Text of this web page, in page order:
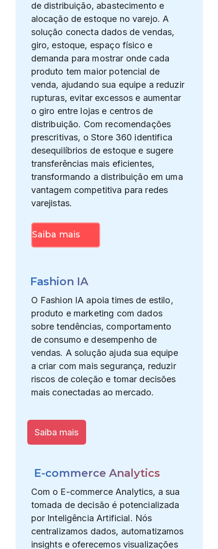
de distribuição, abastecimento e
alocação de estoque no varejo. A
solução conecta dados de vendas,
giro, estoque, espaço físico e
demanda para mostrar onde cada
produto tem maior potencial de
venda, ajudando sua equipe a reduzir
rupturas, evitar excessos e aumentar
o giro entre lojas e centros de
distribuição. Com recomendações
prescritivas, o Store 360 identifica
desequilíbrios de estoque e sugere
transferências mais eficientes,
transformando a distribuição em uma
vantagem competitiva para redes
varejistas.
Saiba mais
Fashion IA
O Fashion IA apoia times de estilo,
produto e marketing com dados
sobre tendências, comportamento
de consumo e desempenho de
vendas. A solução ajuda sua equipe
a criar com mais segurança, reduzir
riscos de coleção e tomar decisões
mais conectadas ao mercado.
Saiba mais
E-commerce Analytics
Com o E-commerce Analytics, a sua
tomada de decisão é potencializada
por Inteligência Artificial. Nós
centralizamos dados, automatizamos
insights e oferecemos visualizações